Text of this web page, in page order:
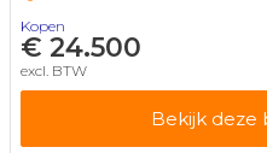
Kopen
€ 24.500
excl. BTW
Bekijk deze